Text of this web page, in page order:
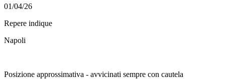
01/04/26
Repere indique
Napoli
Posizione approssimativa - avvicinati sempre con cautela